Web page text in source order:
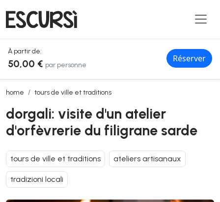
À partir de:
50,00 € par personne
Réserver
home tours de ville et traditions
dorgali: visite d'un atelier d'orfèvrerie du filigrane sarde
dorgali: visite d'un atelier
d'orfèvrerie du filigrane sarde
tours de ville et traditions ateliers artisanaux
tradizioni locali